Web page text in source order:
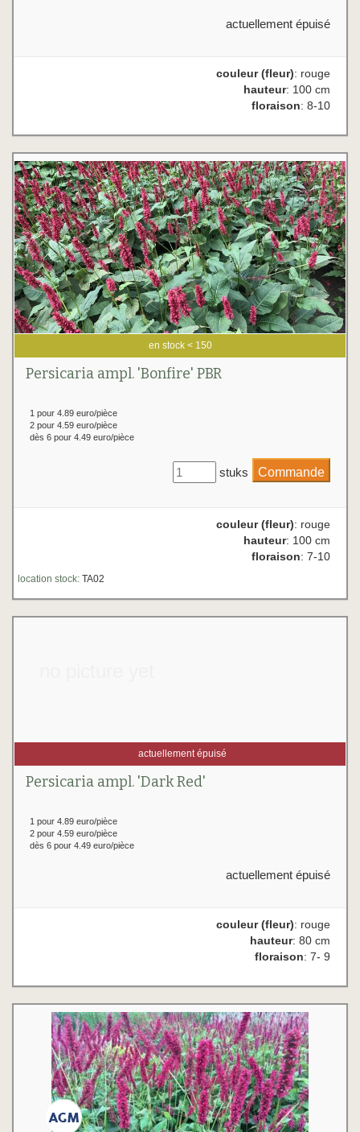
actuellement épuisé
couleur (fleur): rouge
hauteur: 100 cm
floraison: 8-10
en stock < 150
Persicaria ampl. 'Bonfire' PBR
1 pour 4.89 euro/pièce
2 pour 4.59 euro/pièce
dès 6 pour 4.49 euro/pièce
stuks
couleur (fleur): rouge
hauteur: 100 cm
floraison: 7-10
location stock: TA02
actuellement épuisé
Persicaria ampl. 'Dark Red'
1 pour 4.89 euro/pièce
2 pour 4.59 euro/pièce
dès 6 pour 4.49 euro/pièce
actuellement épuisé
couleur (fleur): rouge
hauteur: 80 cm
floraison: 7- 9